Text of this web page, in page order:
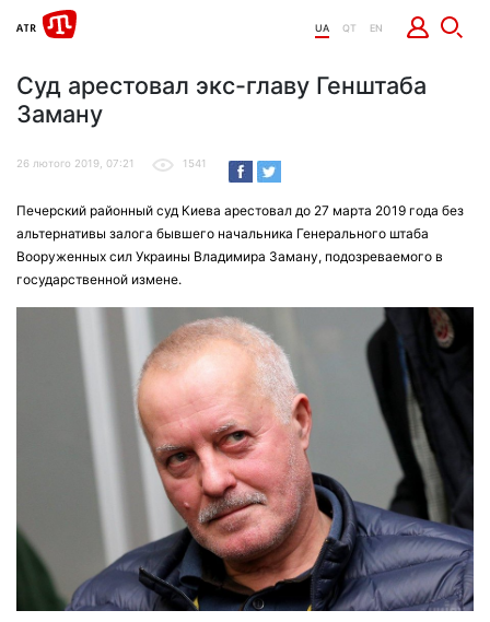
UA QT EN
Суд арестовал экс-главу Генштаба
Заману
26 лютого 2019, 07:21 1541
Печерский районный суд Киева арестовал до 27 марта 2019 года без
альтернативы залога бывшего начальника Генерального штаба
Вооруженных сил Украины Владимира Заману, подозреваемого в
государственной измене.